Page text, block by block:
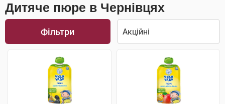
Дитяче пюре в Чернівцях
Фільтри